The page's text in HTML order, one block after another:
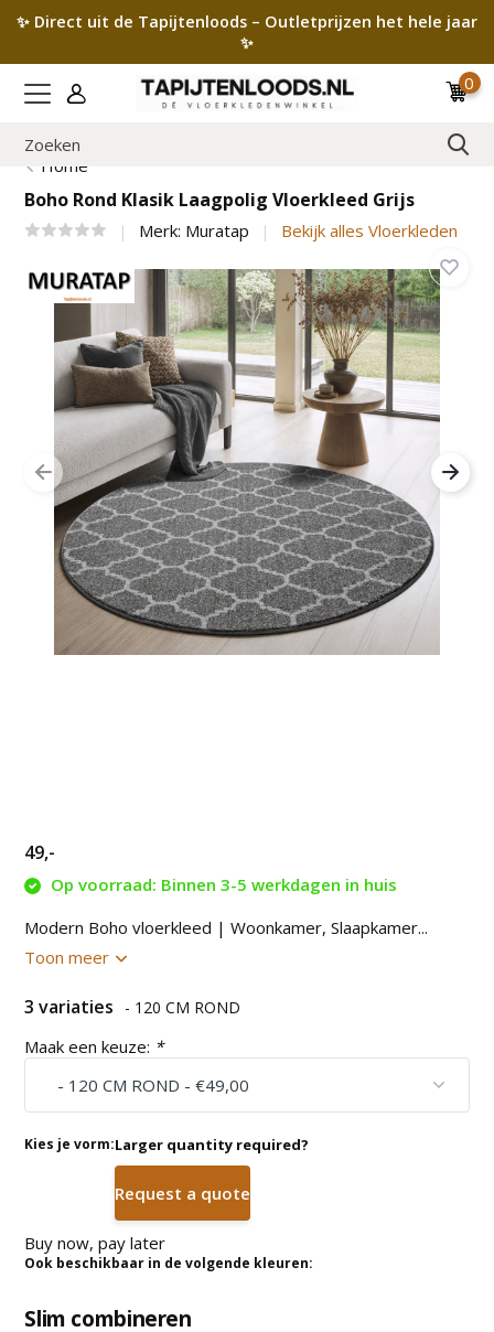
✨ Direct uit de Tapijtenloods – Outletprijzen het hele jaar
✨
0
Home
Boho Rond Klasik Laagpolig Vloerkleed Grijs
Merk: Muratap Bekijk alles Vloerkleden
49,-
Op voorraad: Binnen 3-5 werkdagen in huis
Modern Boho vloerkleed | Woonkamer, Slaapkamer...
Toon meer
3 variaties - 120 CM ROND
Maak een keuze: *
Kies je vorm:Larger quantity required?
Request a quote
Buy now, pay later
Ook beschikbaar in de volgende kleuren:
Slim combineren